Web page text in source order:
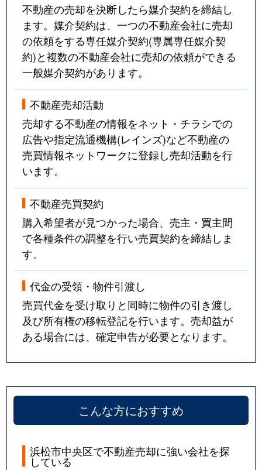
不動産の売却を決断したら媒介契約を締結し
ます。媒介契約は、一つの不動産会社に売却
の依頼をする専任媒介契約(専属専任媒介契
約)と複数の不動産会社に売却の依頼ができる
一般媒介契約があります。
不動産売却活動
売却する不動産の情報をネット・チラシでの
広告や指定流通機構(レインズ)など不動産の
売買情報ネットワークに登録し売却活動を行
います。
不動産売買契約
購入希望者が見つかった場合、売主・買主間
で各種条件の調整を行い売買契約を締結しま
す。
代金の受領・物件引渡し
売買代金を受け取りと同時に物件の引き渡し
及び所有権の移転登記を行います。売却益が
ある場合には、確定申告が必要となります。
こんな方におすすめ
浜松市中央区で不動産売却に強い会社を探
している